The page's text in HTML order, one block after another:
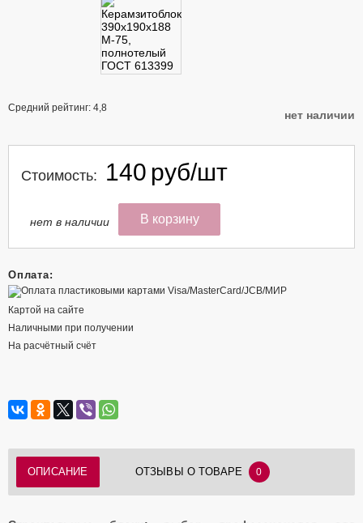
Средний рейтинг: 4,8
нет наличии
Стоимость: 140 руб/шт
нет в наличии
Оплата:
Картой на сайте
Наличными при получении
На расчётный счёт
ОПИСАНИЕ ОТЗЫВЫ О ТОВАРЕ 0